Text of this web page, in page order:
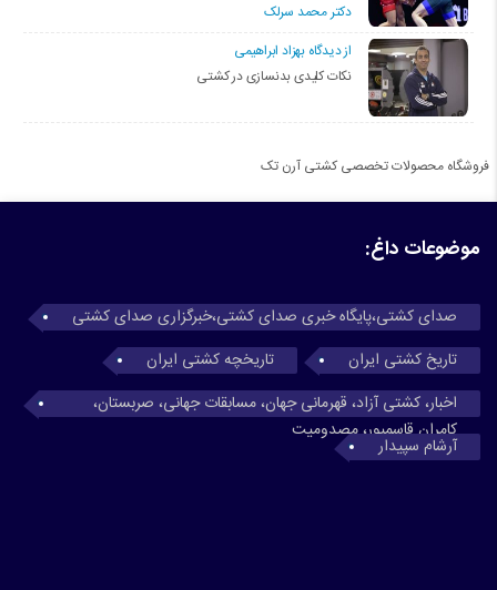
دکتر محمد سرلک
از دیدگاه بهزاد ابراهیمی
نکات کلیدی بدنسازی در کشتی
فروشگاه محصولات تخصصی کشتی آرن تک
موضوعات داغ:
صدای کشتی،پایگاه خبری صدای کشتی،خبرگزاری صدای کشتی
تاریخ کشتی ایران
تاریخچه کشتی ایران
اخبار، کشتی آزاد، قهرمانی جهان، مسابقات جهانی، صربستان،
کامران قاسمپور، مصدومیت
آرشام سپیدار